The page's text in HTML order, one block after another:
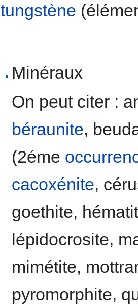
tungstène
Minéraux
On peut citer :
béraunite,
(2éme
cacoxénite,
goethite,
lépidocrosite,
mimétite,
pyromorphite,